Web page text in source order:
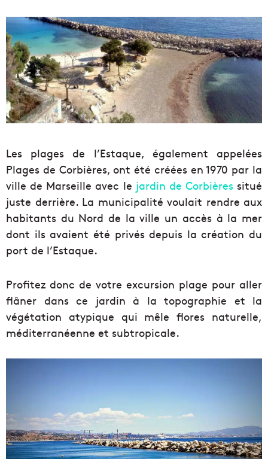
Les plages de l’Estaque, également appelées
Plages de Corbières, ont été créées en 1970 par la
ville de Marseille avec le jardin de Corbièressitué
juste derrière. La municipalité voulait rendre aux
habitants du Nord de la ville un accès à la mer
dont ils avaient été privés depuis la création du
port de l’Estaque.
Profitez donc de votre excursion plage pour aller
flâner dans ce jardin à la topographie et la
végétation atypique qui mêle flores naturelle,
méditerranéenne et subtropicale.